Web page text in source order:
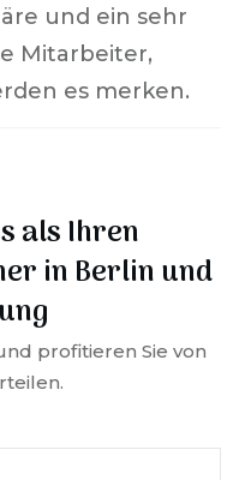
und ein sehr
Mitarbeiter,
es merken.
als Ihren
inBerlinund
profitieren Sie von